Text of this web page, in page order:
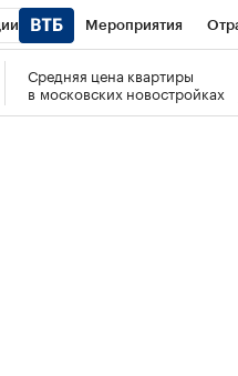
Мероприятия
РБК РБК
Средняя цена квартиры
в московских новостройках